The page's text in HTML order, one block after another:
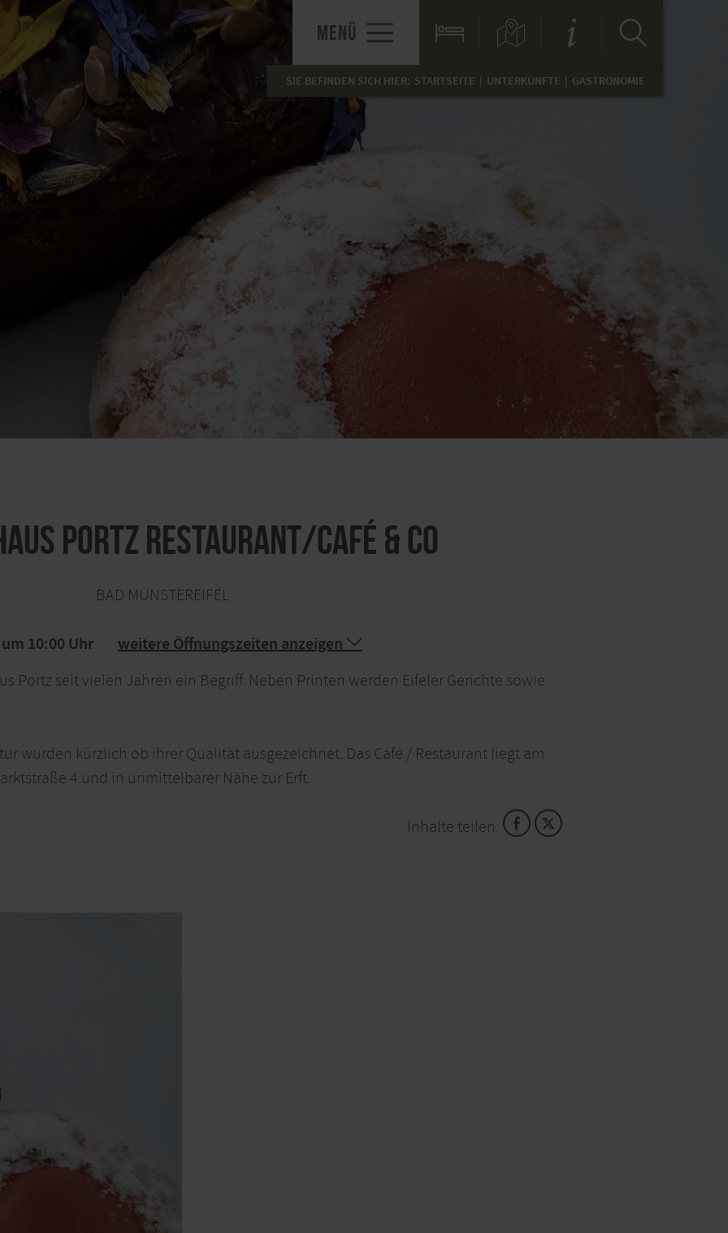
MENÜ
SIE BEFINDEN SICH HIER: STARTSEITE UNTERKÜNFTE GASTRONOMIE
Portz Restaurant/Café & Co
BAD MÜNSTEREIFEL
10:00 Uhr weitere Öffnungszeiten anzeigen
Portz seit vielen Jahren ein Begriff. Neben Printen werden Eifeler Gerichte sowie
wurden kürzlich ob ihrer Qualität ausgezeichnet. Das Café / Restaurant liegt am
4 und in unmittelbarer Nähe zur Erft.
Inhalte teilen: